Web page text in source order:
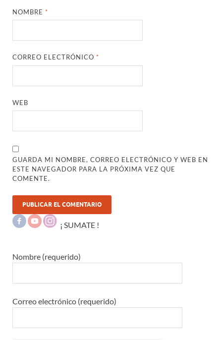
NOMBRE*
CORREO ELECTRÓNICO*
WEB
GUARDA MI NOMBRE, CORREO ELECTRÓNICO Y WEB EN
ESTE NAVEGADOR PARA LA PRÓXIMA VEZ QUE
COMENTE.
¡ SUMATE !
Nombre (requerido)
Correo electrónico (requerido)